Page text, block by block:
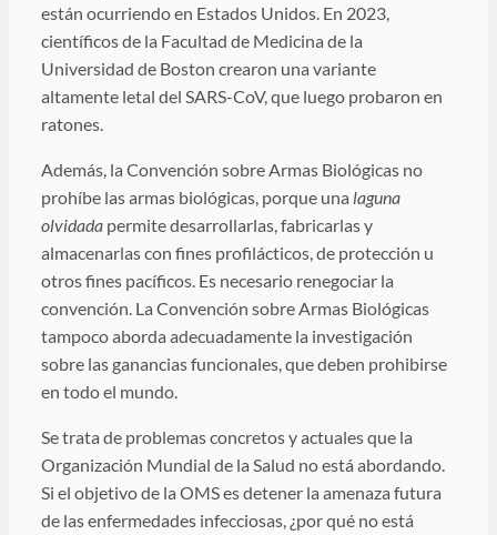
están ocurriendo en Estados Unidos. En 2023,
científicos de la Facultad de Medicina de la
Universidad de Boston crearon una variante
altamente letal del SARS-CoV, que luego probaron en
ratones.
Además, la Convención sobre Armas Biológicas no
prohíbe las armas biológicas, porque una laguna
olvidadapermite desarrollarlas, fabricarlas y
almacenarlas con fines profilácticos, de protección u
otros fines pacíficos. Es necesario renegociar la
convención. La Convención sobre Armas Biológicas
tampoco aborda adecuadamente la investigación
sobre las ganancias funcionales, que deben prohibirse
en todo el mundo.
Se trata de problemas concretos y actuales que la
Organización Mundial de la Salud no está abordando.
Si el objetivo de la OMS es detener la amenaza futura
de las enfermedades infecciosas, ¿por qué no está